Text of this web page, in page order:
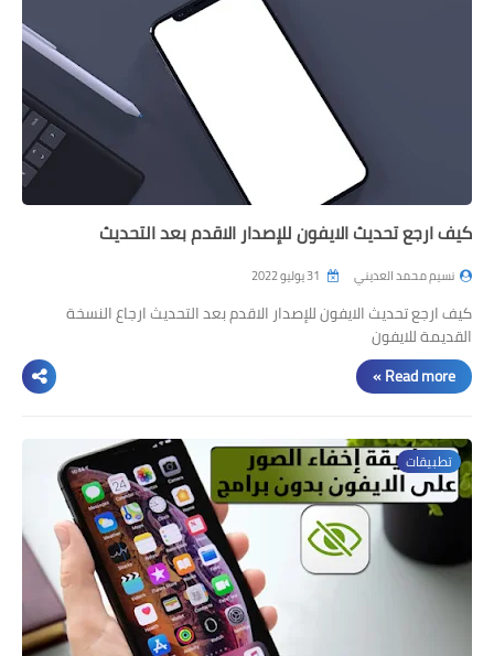
كيف ارجع تحديث الايفون للإصدار الاقدم بعد التحديث
نسيم محمد العديني
كيف ارجع تحديث الايفون للإصدار الاقدم بعد التحديث ارجاع النسخة
القديمة للايفون
Read more »
تطبيقات